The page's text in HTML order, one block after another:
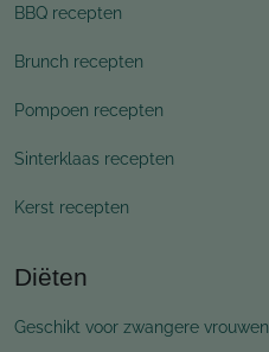
BBQ recepten
Brunch recepten
Pompoen recepten
Sinterklaas recepten
Kerst recepten
Diëten
Geschikt voor zwangere vrouwen